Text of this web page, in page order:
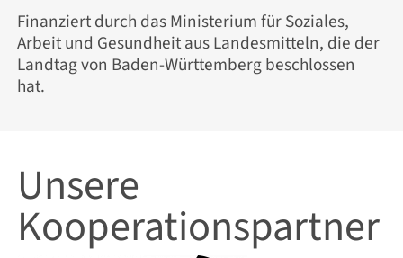
Finanziert durch das Ministerium für Soziales,
Arbeit und Gesundheit aus Landesmitteln, die der
Landtag von Baden-Württemberg beschlossen
hat.
Unsere
Kooperations­partner